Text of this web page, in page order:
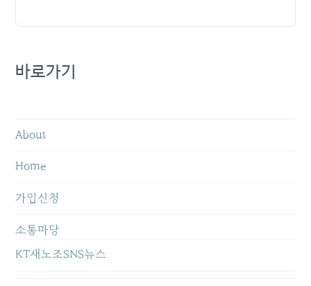
바로가기
About
Home
가입신청
소통마당
KT새노조SNS뉴스